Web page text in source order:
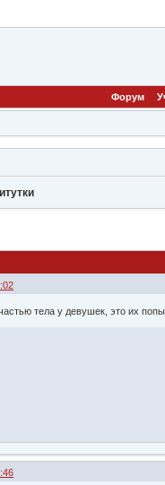
Форум
тела у девушек, это их